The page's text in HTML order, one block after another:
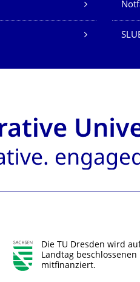
Die TU Dresden wird
Landtag
mitfinanziert.